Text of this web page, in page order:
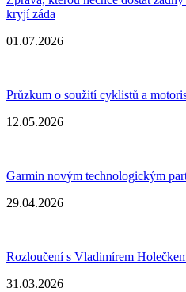
kryjí záda
01.07.2026
Průzkum o soužití cyklistů a
12.05.2026
Garmin novým technologickým
29.04.2026
Rozloučení s Vladimírem
31.03.2026